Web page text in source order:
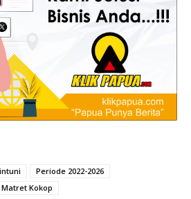
Periode 2022-2026
Kokop